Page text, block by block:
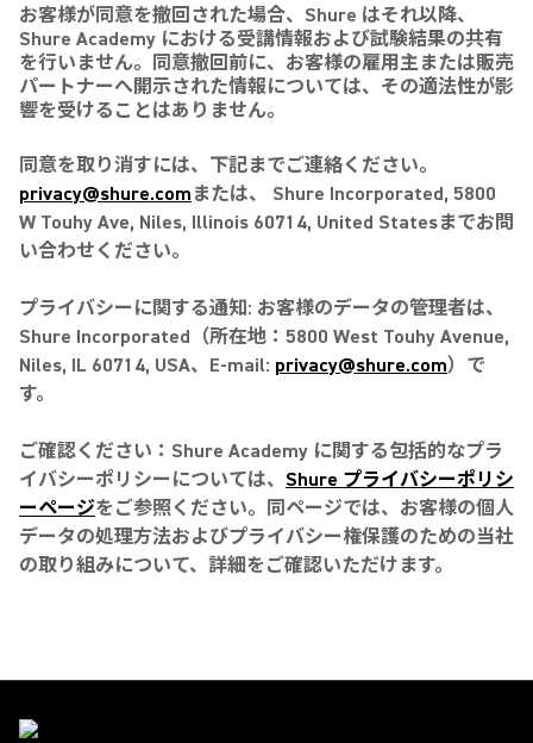
お客様が同意を撤回された場合、Shure はそれ以降、
Shure Academy における受講情報および試験結果の共有
を行いません。同意撤回前に、お客様の雇用主または販売
パートナーへ開示された情報については、その適法性が影
響を受けることはありません。
同意を取り消すには、下記までご連絡ください。
privacy@shure.com または、 Shure Incorporated, 5800
W Touhy Ave, Niles, Illinois 60714, United Statesまでお問
い合わせください。
プライバシーに関する通知: お客様のデータの管理者は、
Shure Incorporated（所在地：5800 West Touhy Avenue,
Niles, IL 60714, USA、E-mail: privacy@shure.com）で
す。
ご確認ください：Shure Academy に関する包括的なプラ
イバシーポリシーについては、 Shure プライバシーポリシ
ーページをご参照ください。同ページでは、お客様の個人
データの処理方法およびプライバシー権保護のための当社
の取り組みについて、詳細をご確認いただけます。